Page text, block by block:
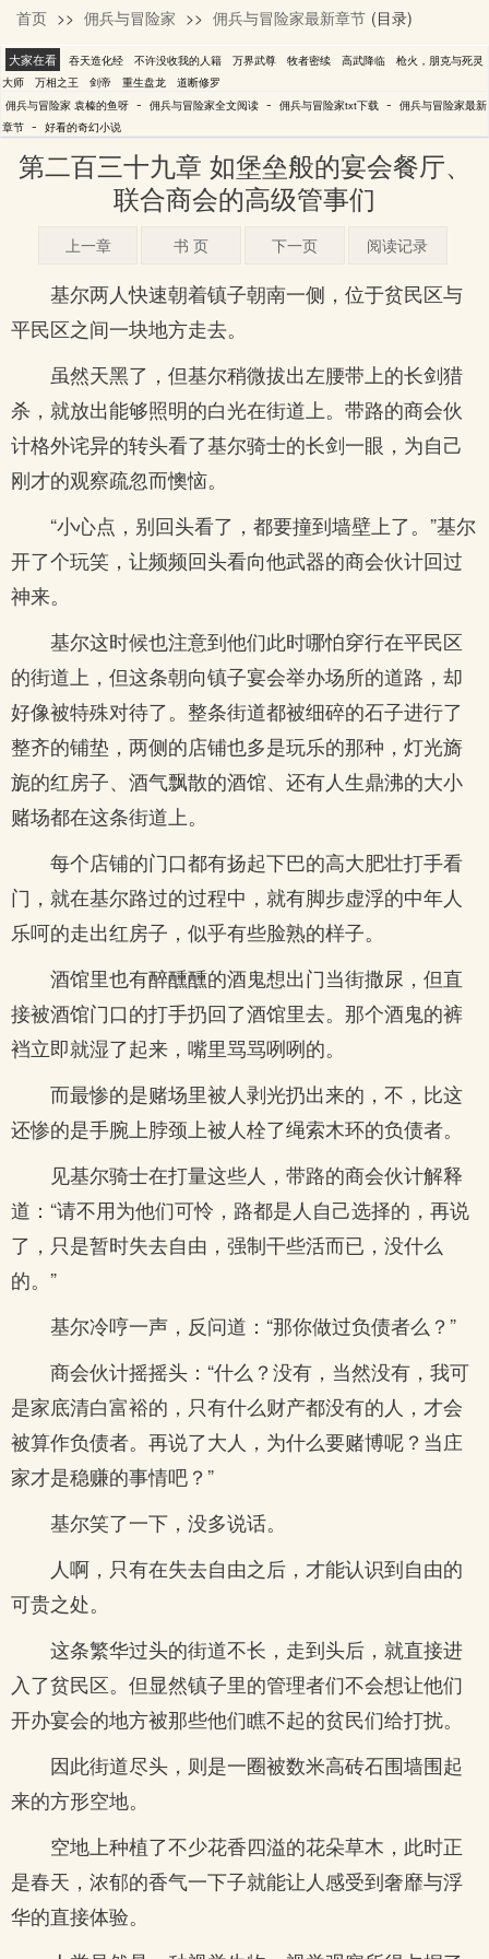
袁榛的鱼呀
首页 >> 佣兵与冒险家 >> 佣兵与冒险家最新章节 (目录)
大家在看 吞天造化经 不许没收我的人籍 万界武尊 牧者密续 高武降临
枪火，朋克与死灵
大师
万相之王 剑帝 重生盘龙
道断修罗
佣兵与冒险家 袁榛的鱼呀 - 佣兵与冒险家全文阅读 - 佣兵与冒险家txt下载 - 佣兵与冒险家最新
章节 - 好看的奇幻小说
第二百三十九章 如堡垒般的宴会餐厅、
联合商会的高级管事们
上一章 书 页 下一页 阅读记录
基尔两人快速朝着镇子朝南一侧，位于贫民区与
平民区之间一块地方走去。
虽然天黑了，但基尔稍微拔出左腰带上的长剑猎
杀，就放出能够照明的白光在街道上。带路的商会伙
计格外诧异的转头看了基尔骑士的长剑一眼，为自己
刚才的观察疏忽而懊恼。
“小心点，别回头看了，都要撞到墙壁上了。”基尔
开了个玩笑，让频频回头看向他武器的商会伙计回过
神来。
基尔这时候也注意到他们此时哪怕穿行在平民区
的街道上，但这条朝向镇子宴会举办场所的道路，却
好像被特殊对待了。整条街道都被细碎的石子进行了
整齐的铺垫，两侧的店铺也多是玩乐的那种，灯光旖
旎的红房子、酒气飘散的酒馆、还有人生鼎沸的大小
赌场都在这条街道上。
每个店铺的门口都有扬起下巴的高大肥壮打手看
门，就在基尔路过的过程中，就有脚步虚浮的中年人
乐呵的走出红房子，似乎有些脸熟的样子。
酒馆里也有醉醺醺的酒鬼想出门当街撒尿，但直
接被酒馆门口的打手扔回了酒馆里去。那个酒鬼的裤
裆立即就湿了起来，嘴里骂骂咧咧的。
而最惨的是赌场里被人剥光扔出来的，不，比这
还惨的是手腕上脖颈上被人栓了绳索木环的负债者。
见基尔骑士在打量这些人，带路的商会伙计解释
道：“请不用为他们可怜，路都是人自己选择的，再说
了，只是暂时失去自由，强制干些活而已，没什么
的。”
基尔冷哼一声，反问道：“那你做过负债者么？”
商会伙计摇摇头：“什么？没有，当然没有，我可
是家底清白富裕的，只有什么财产都没有的人，才会
被算作负债者。再说了大人，为什么要赌博呢？当庄
家才是稳赚的事情吧？”
基尔笑了一下，没多说话。
人啊，只有在失去自由之后，才能认识到自由的
可贵之处。
这条繁华过头的街道不长，走到头后，就直接进
入了贫民区。但显然镇子里的管理者们不会想让他们
开办宴会的地方被那些他们瞧不起的贫民们给打扰。
因此街道尽头，则是一圈被数米高砖石围墙围起
来的方形空地。
空地上种植了不少花香四溢的花朵草木，此时正
是春天，浓郁的香气一下子就能让人感受到奢靡与浮
华的直接体验。